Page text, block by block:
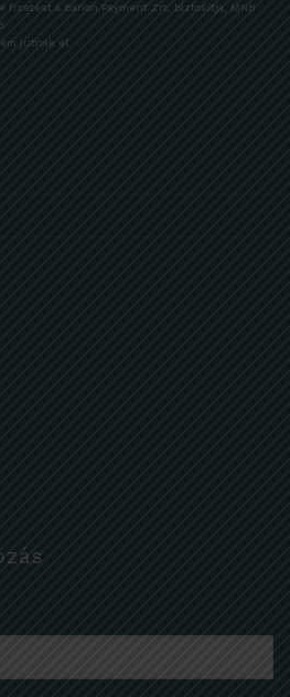
fizetést a Barion Payment Zrt. biztosítja, MNB
jutnak el.